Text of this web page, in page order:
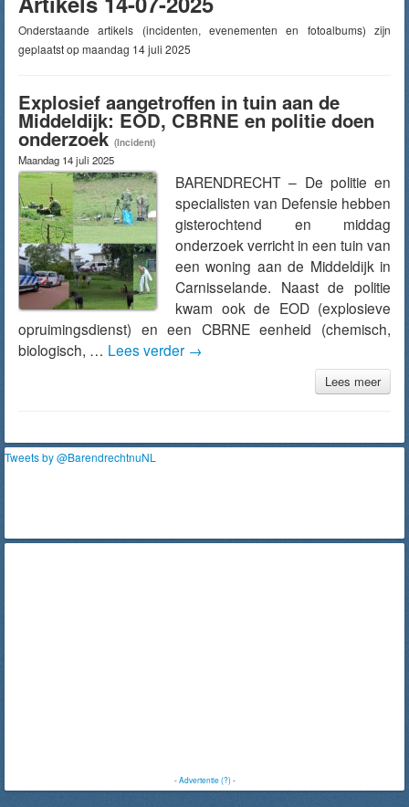
Onderstaande artikels (incidenten, evenementen en fotoalbums) zijn
geplaatst op maandag 14 juli 2025
Explosief aangetroffen in tuin aan de
Middeldijk: EOD, CBRNE en politie doen
onderzoek (Incident)
Maandag 14 juli 2025
BARENDRECHT – De politie en
specialisten van Defensie hebben
gisterochtend en middag
onderzoek verricht in een tuin van
een woning aan de Middeldijk in
Carnisselande. Naast de politie
kwam ook de EOD (explosieve
opruimingsdienst) en een CBRNE eenheid (chemisch,
biologisch, … Lees verder →
Lees meer
Tweets by @BarendrechtnuNL
-Advertentie (?)-